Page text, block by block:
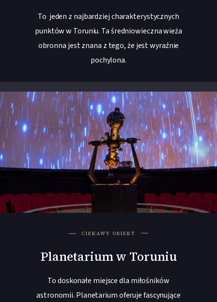
To jeden z najbardziej charakterystycznych
punktów w Toruniu. Ta średniowieczna wieża
obronna jest znana z tego, że jest wyraźnie
pochylona.
CIEKAWY OBIEKT
Planetarium w Toruniu
To doskonałe miejsce dla miłośników
astronomii. Planetarium oferuje fascynujące